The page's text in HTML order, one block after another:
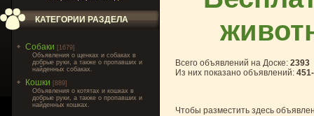
КАТЕГОРИИ РАЗДЕЛА
Собаки [1679]
Объявления о щенках и собаках в
добрые руки, а также о пропавших и
найденных собаках.
Кошки [889]
Объявления о котятах и кошках в
добрые руки, а также о пропавших и
найденных кошках.
Всего объявлений на Доске: 2393
Из них показано объявлений:
Чтобы разместить здесь